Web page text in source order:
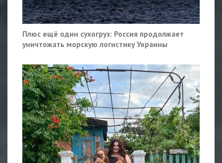
Плюс ещё один сухогруз: Россия продолжает
уничтожать морскую логистику Украины